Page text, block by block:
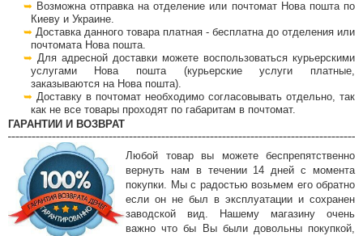
Возможна отправка на отделение или почтомат Нова пошта по
Киеву и Украине.
Доставка данного товара платная - бесплатна до отделения или
почтомата Нова пошта.
Для адресной доставки можете воспользоваться курьерскими
услугами Нова пошта (курьерские услуги платные,
заказываются на Нова пошта).
Доставку в почтомат необходимо согласовывать отдельно, так
как не все товары проходят по габаритам в почтомат.
ГАРАНТИИ И ВОЗВРАТ
Любой товар вы можете беспрепятственно
вернуть нам в течении 14 дней с момента
покупки. Мы с радостью возьмем его обратно
если он не был в эксплуатации и сохранен
заводской вид. Нашему магазину очень
важно что бы Вы были довольны покупкой,